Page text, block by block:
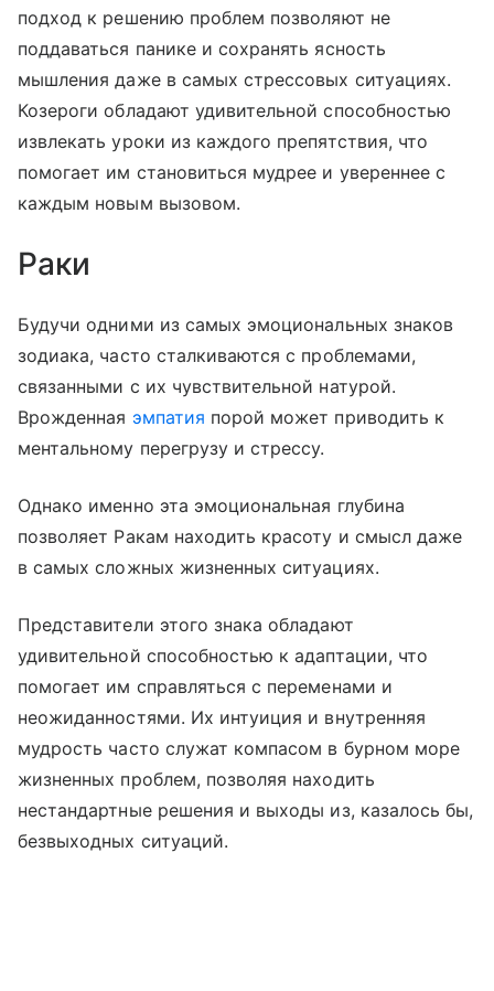
подход к решению проблем позволяют не
поддаваться панике и сохранять ясность
мышления даже в самых стрессовых ситуациях.
Козероги обладают удивительной способностью
извлекать уроки из каждого препятствия, что
помогает им становиться мудрее и увереннее с
каждым новым вызовом.
Раки
Будучи одними из самых эмоциональных знаков
зодиака, часто сталкиваются с проблемами,
связанными с их чувствительной натурой.
Врожденная эмпатия порой может приводить к
ментальному перегрузу и стрессу.
Однако именно эта эмоциональная глубина
позволяет Ракам находить красоту и смысл даже
в самых сложных жизненных ситуациях.
Представители этого знака обладают
удивительной способностью к адаптации, что
помогает им справляться с переменами и
неожиданностями. Их интуиция и внутренняя
мудрость часто служат компасом в бурном море
жизненных проблем, позволяя находить
нестандартные решения и выходы из, казалось бы,
безвыходных ситуаций.